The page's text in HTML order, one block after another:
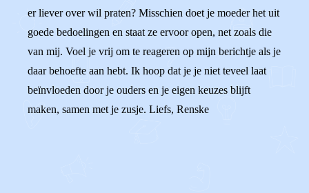
er liever over wil praten? Misschien doet je moeder het uit
goede bedoelingen en staat ze ervoor open, net zoals die
van mij. Voel je vrij om te reageren op mijn berichtje als je
daar behoefte aan hebt. Ik hoop dat je je niet teveel laat
beïnvloeden door je ouders en je eigen keuzes blijft
maken, samen met je zusje. Liefs, Renske